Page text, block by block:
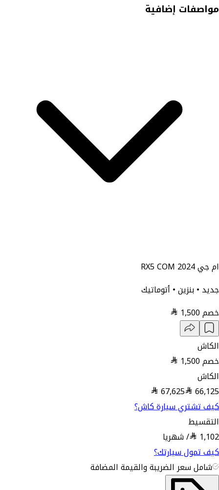
مواصفات إضافية
ام جي RX5 COM 2024
جديد • بنزين • أتوماتيك
خصم1,500
الكاش
خصم1,500
الكاش
66,125
67,625
كيف تشتري سيارة كاش؟
التقسيط
1,102
/شهريا
كيف تمول سيارتك؟
شامل سعر الضريبة والقيمة المضافة